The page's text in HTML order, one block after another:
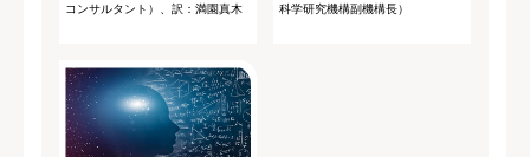
コンサルタント）、訳：満園真木
科学研究機構副機構長）